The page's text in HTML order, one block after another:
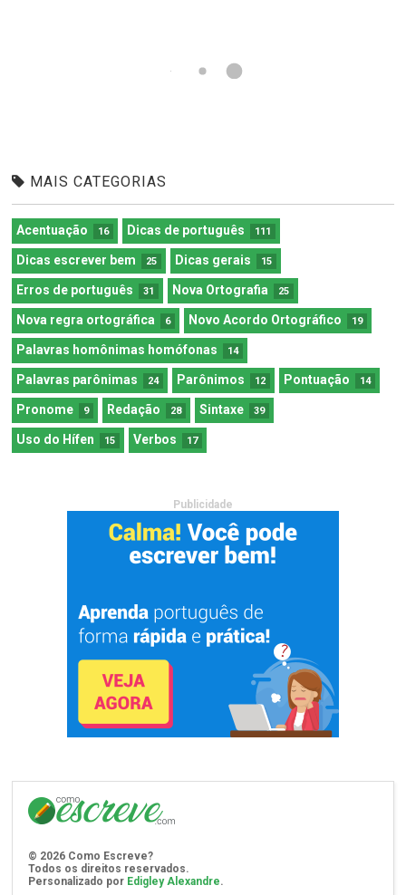
MAIS CATEGORIAS
Acentuação 16 Dicas de português 111
Dicas escrever bem 25 Dicas gerais 15
Erros de português 31 Nova Ortografia 25
Nova regra ortográfica 6 Novo Acordo Ortográfico 19
Palavras homônimas homófonas 14
Palavras parônimas 24 Parônimos 12 Pontuação 14
Pronome 9 Redação 28 Sintaxe 39
Uso do Hífen 15 Verbos 17
Publicidade
© 2026 Como Escreve?
Todos os direitos reservados.
Personalizado por Edigley Alexandre.